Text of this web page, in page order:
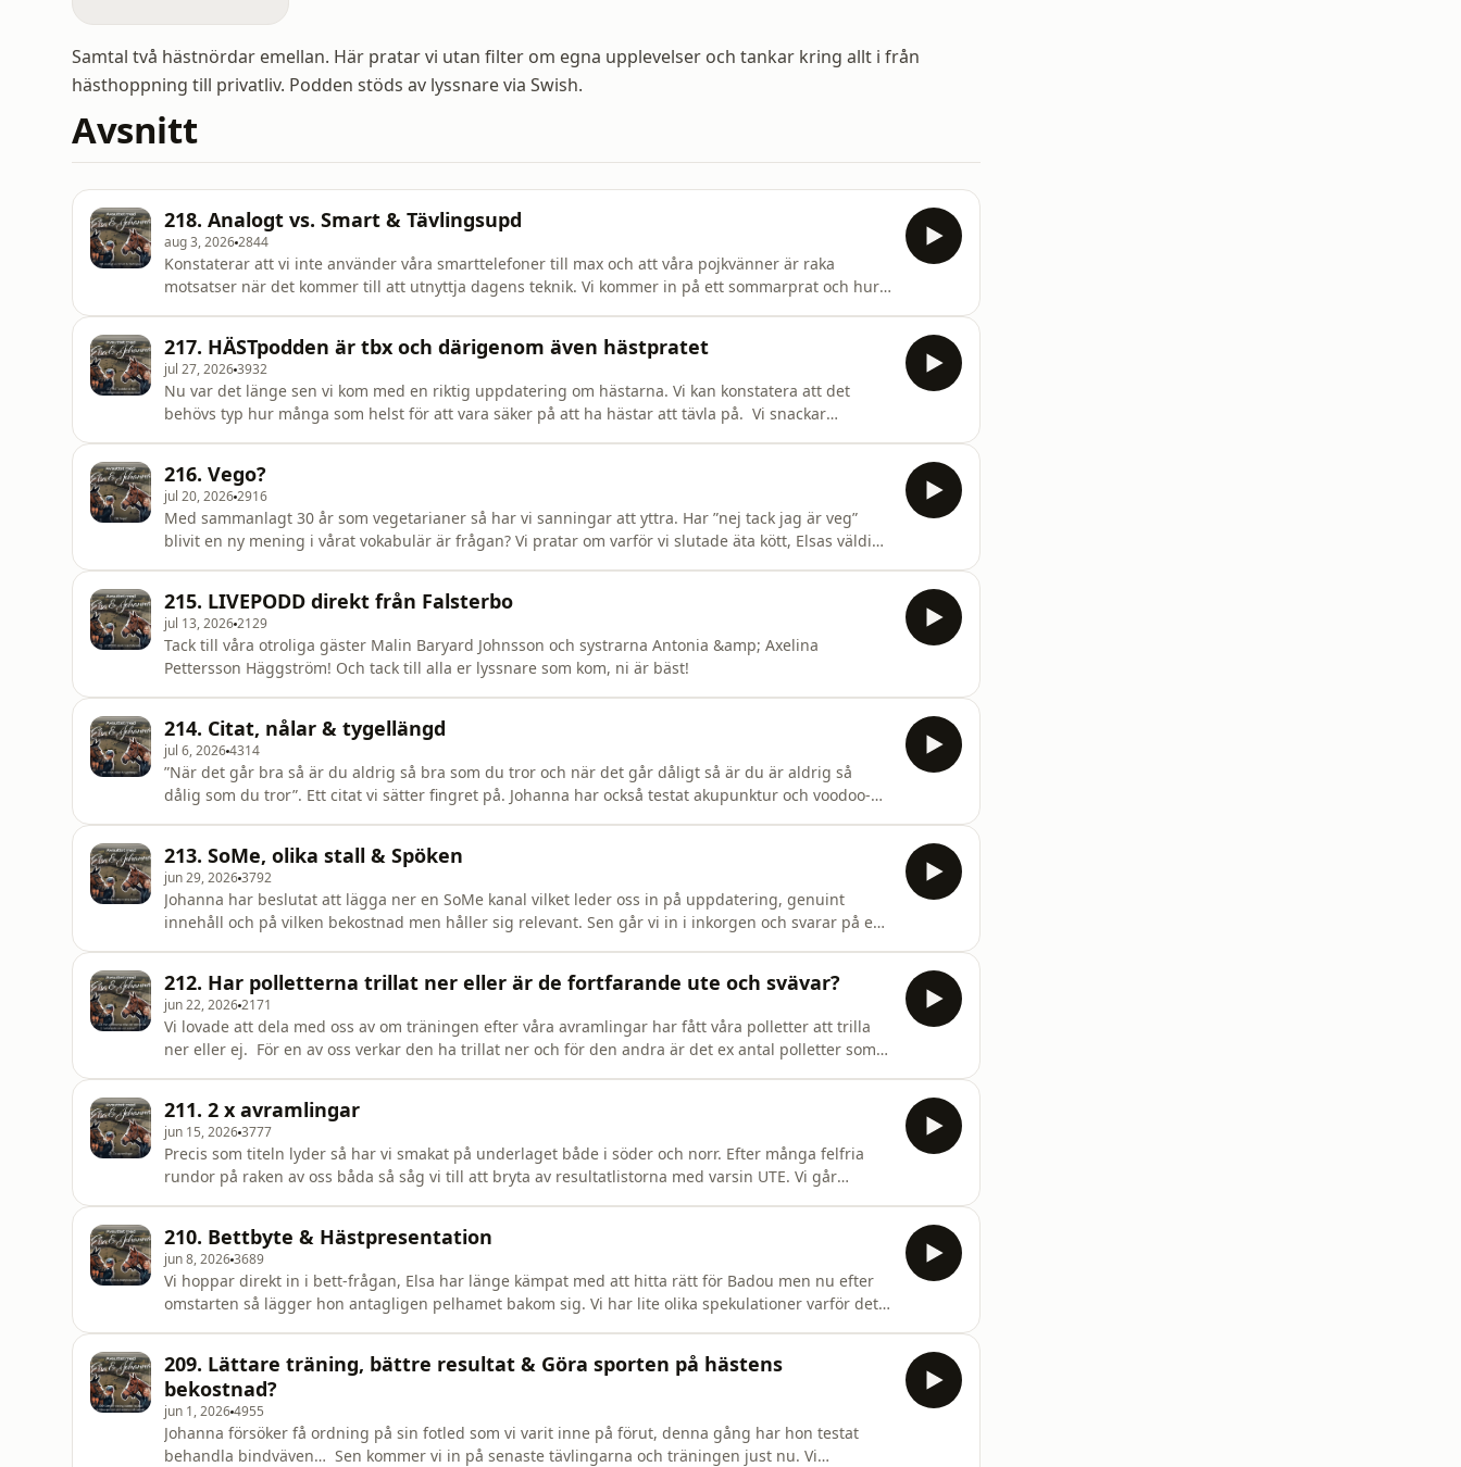
Samtal två hästnördar emellan. Här pratar vi utan filter om egna upplevelser och tankar kring allt i från
hästhoppning till privatliv. Podden stöds av lyssnare via Swish.
Avsnitt
218. Analogt vs. Smart & Tävlingsupd
aug 3, 20262844
Konstaterar att vi inte använder våra smarttelefoner till max och att våra pojkvänner är raka
motsatser när det kommer till att utnyttja dagens teknik. Vi kommer in på ett sommarprat och hur
berättar Johanna om Fias första tävling på 2,5 år. Det är bara helt fantastiskt att ha henne tillbaka♥
217. HÄSTpodden är tbx och därigenom även hästpratet
jul 27, 20263932
Nu var det länge sen vi kom med en riktig uppdatering om hästarna. Vi kan konstatera att det
behövs typ hur många som helst för att vara säker på att ha hästar att tävla på. Vi snackar
216. Vego?
jul 20, 20262916
Med sammanlagt 30 år som vegetarianer så har vi sanningar att yttra. Har ”nej tack jag är veg”
blivit en ny mening i vårat vokabulär är frågan? Vi pratar om varför vi slutade äta kött, Elsas väldigt
215. LIVEPODD direkt från Falsterbo
jul 13, 20262129
Tack till våra otroliga gäster Malin Baryard Johnsson och systrarna Antonia &amp; Axelina
Pettersson Häggström! Och tack till alla er lyssnare som kom, ni är bäst!
214. Citat, nålar & tygellängd
jul 6, 20264314
”När det går bra så är du aldrig så bra som du tror och när det går dåligt så är du är aldrig så
dålig som du tror”. Ett citat vi sätter fingret på. Johanna har också testat akupunktur och voodoo-
213. SoMe, olika stall & Spöken
jun 29, 20263792
Johanna har beslutat att lägga ner en SoMe kanal vilket leder oss in på uppdatering, genuint
innehåll och på vilken bekostnad men håller sig relevant. Sen går vi in i inkorgen och svarar på en
hur var det med
212. Har polletterna trillat ner eller är de fortfarande ute och svävar?
jun 22, 20262171
Vi lovade att dela med oss av om träningen efter våra avramlingar har fått våra polletter att trilla
ner eller ej. För en av oss verkar den ha trillat ner och för den andra är det ex antal polletter som
211. 2 x avramlingar
jun 15, 20263777
Precis som titeln lyder så har vi smakat på underlaget både i söder och norr. Efter många felfria
rundor på raken av oss båda så såg vi till att bryta av resultatlistorna med varsin UTE. Vi går
bästa… Mer o
210. Bettbyte & Hästpresentation
jun 8, 20263689
Vi hoppar direkt in i bett-frågan, Elsa har länge kämpat med att hitta rätt för Badou men nu efter
omstarten så lägger hon antagligen pelhamet bakom sig. Vi har lite olika spekulationer varför det
Els
209. Lättare träning, bättre resultat & Göra sporten på hästens
bekostnad?
jun 1, 20264955
Johanna försöker få ordning på sin fotled som vi varit inne på förut, denna gång har hon testat
behandla bindväven… Sen kommer vi in på senaste tävlingarna och träningen just nu. Vi